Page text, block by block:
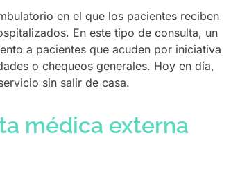
en el que los pacientes reciben
En este tipo de consulta, un
a pacientes que acuden por iniciativa
o chequeos generales. Hoy en día,
sin salir de casa.
médica externa